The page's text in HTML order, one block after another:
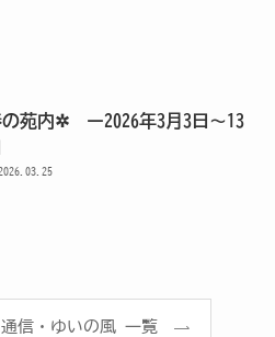
苑内✲ ー2026年3月3日～13
信・ゆいの風 一覧